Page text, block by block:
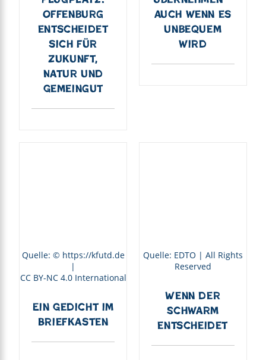
Offenburg
entscheidet
sich für
Zukunft,
Natur und
Gemeingut
auch wenn es
unbequem
wird
Quelle: © https://kfutd.de
|
CC BY-NC 4.0 International
Ein Gedicht im
Briefkasten
Quelle: EDTO | All Rights
Reserved
Wenn der
Schwarm
entscheidet